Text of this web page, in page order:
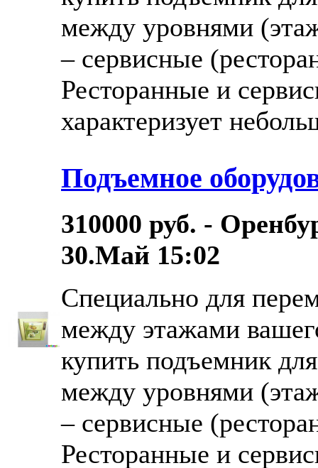
между уровнями
– сервисные
Ресторанные и
характеризует
Подъемное
310000 руб. -
30.Май 15:02
Специально для
между этажами
купить подъемник
между уровнями
– сервисные
Ресторанные и